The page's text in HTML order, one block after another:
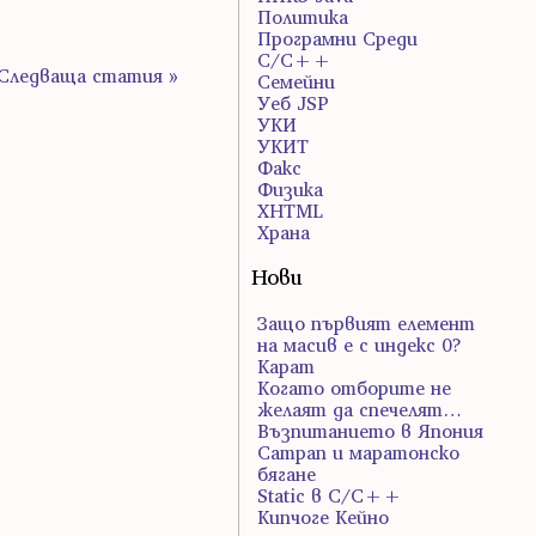
статия »
Политика
Програмни Среди
С/С++
Семейни
Уеб JSP
УКИ
УКИТ
Факс
Физика
ХHTML
Храна
Нови
Защо първият елемент
на масив е с индекс 0?
Карат
Когато отборите не
желаят да спечелят…
Възпитанието в Япония
Сатрап и маратонско
бягане
Static в C/C++
Кипчоге Кейно